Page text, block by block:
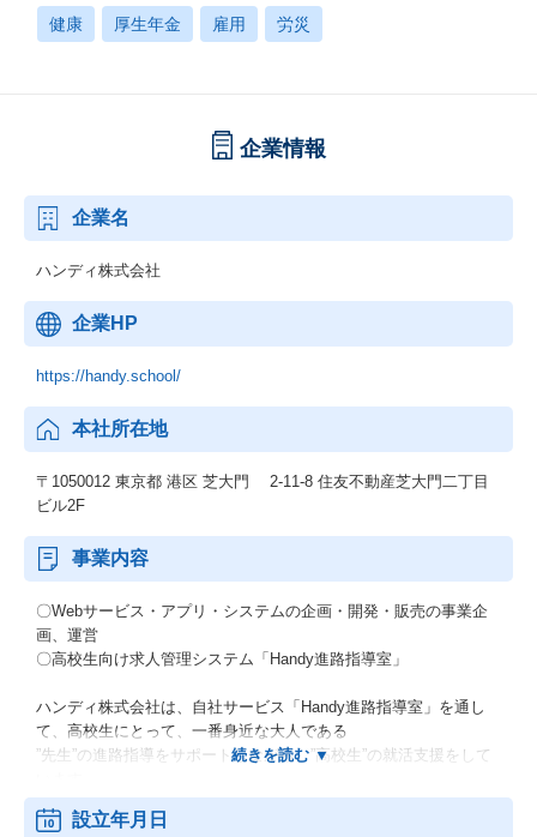
健康 厚生年金 雇用 労災
企業情報
企業名
ハンディ株式会社
企業HP
https://handy.school/
本社所在地
〒1050012 東京都 港区 芝大門 2-11-8 住友不動産芝大門二丁目
ビル2F
事業内容
〇Webサービス・アプリ・システムの企画・開発・販売の事業企
画、運営
〇高校生向け求人管理システム「Handy進路指導室」
ハンディ株式会社は、自社サービス「Handy進路指導室」を通し
て、高校生にとって、一番身近な大人である
”先生”の進路指導をサポートしながら、”高校生”の就活支援をして
70年来変わらない、高卒就活の仕組みを変えることで、多忙な先
生の働き方改革と、
設立年月日